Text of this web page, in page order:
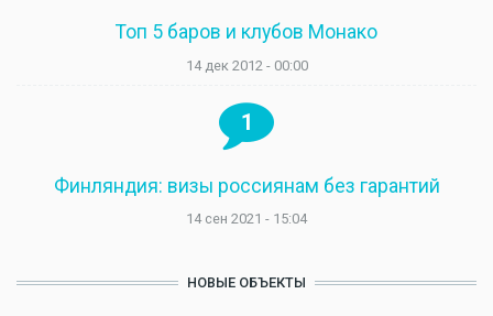
Топ 5 баров и клубов Монако
14 дек 2012 - 00:00
1
Финляндия: визы россиянам без гарантий
14 сен 2021 - 15:04
НОВЫЕ ОБЪЕКТЫ